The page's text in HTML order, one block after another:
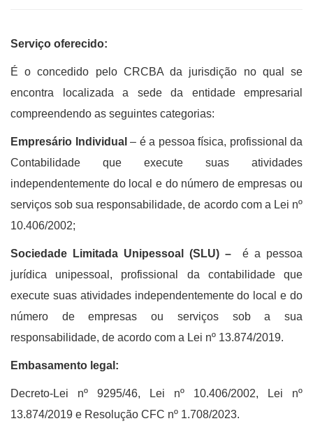
Serviço oferecido:
É o concedido pelo CRCBA da jurisdição no qual se
encontra localizada a sede da entidade empresarial
compreendendo as seguintes categorias:
Empresário Individual – é a pessoa física, profissional da
Contabilidade que execute suas atividades
independentemente do local e do número de empresas ou
serviços sob sua responsabilidade, de acordo com a Lei nº
10.406/2002;
Sociedade Limitada Unipessoal (SLU) –
é a pessoa
jurídica unipessoal, profissional da contabilidade que
execute suas atividades independentemente do local e do
número de empresas ou serviços sob a sua
responsabilidade, de acordo com a Lei nº 13.874/2019.
Embasamento legal:
Decreto-Lei nº 9295/46, Lei nº 10.406/2002, Lei nº
13.874/2019 e Resolução CFC nº 1.708/2023.